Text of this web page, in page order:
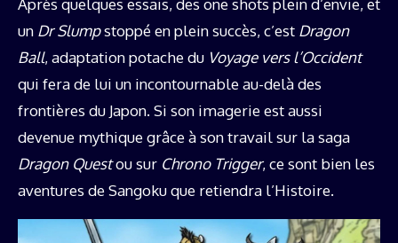
un Dr Slumpstoppé en plein succès, c’est Dragon
Ball, adaptation potache du Voyage vers l’Occident
qui fera de lui un incontournable au-delà des
frontières du Japon. Si son imagerie est aussi
devenue mythique grâce à son travail sur la saga
Dragon Questou sur Chrono Trigger, ce sont bien les
aventures de Sangoku que retiendra l’Histoire.